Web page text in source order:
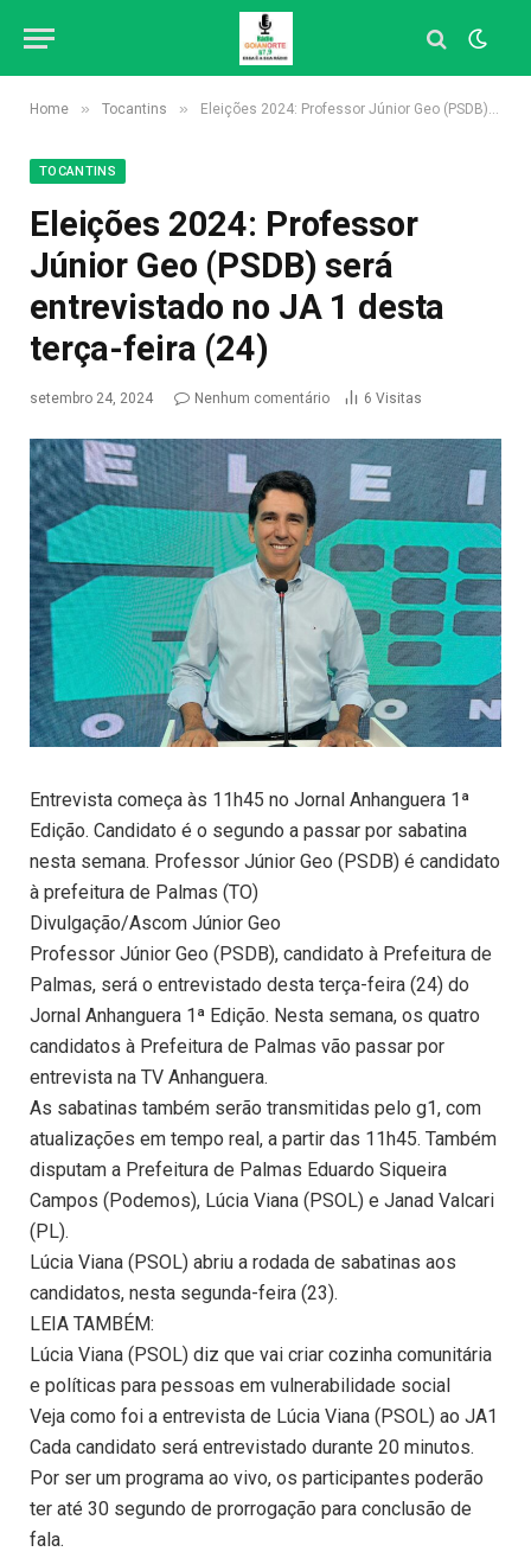
Home » Tocantins » Eleições 2024: Professor Júnior Geo (PSDB) será entrevistado no JA 1 desta terça-feira (24)
TOCANTINS
Eleições 2024: Professor
Júnior Geo (PSDB) será
entrevistado no JA 1 desta
terça-feira (24)
setembro 24, 2024 Nenhum comentário 6 Visitas
Entrevista começa às 11h45 no Jornal Anhanguera 1ª
Edição. Candidato é o segundo a passar por sabatina
nesta semana. Professor Júnior Geo (PSDB) é candidato
à prefeitura de Palmas (TO)
Divulgação/Ascom Júnior Geo
Professor Júnior Geo (PSDB), candidato à Prefeitura de
Palmas, será o entrevistado desta terça-feira (24) do
Jornal Anhanguera 1ª Edição. Nesta semana, os quatro
candidatos à Prefeitura de Palmas vão passar por
entrevista na TV Anhanguera.
As sabatinas também serão transmitidas pelo g1, com
atualizações em tempo real, a partir das 11h45. Também
disputam a Prefeitura de Palmas Eduardo Siqueira
Campos (Podemos), Lúcia Viana (PSOL) e Janad Valcari
(PL).
Lúcia Viana (PSOL) abriu a rodada de sabatinas aos
candidatos, nesta segunda-feira (23).
LEIA TAMBÉM:
Lúcia Viana (PSOL) diz que vai criar cozinha comunitária
e políticas para pessoas em vulnerabilidade social
Veja como foi a entrevista de Lúcia Viana (PSOL) ao JA1
Cada candidato será entrevistado durante 20 minutos.
Por ser um programa ao vivo, os participantes poderão
ter até 30 segundo de prorrogação para conclusão de
fala.